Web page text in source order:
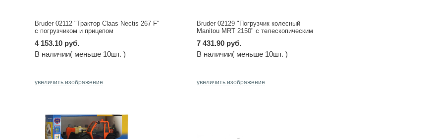
Bruder 02112 "Трактор Claas Nectis 267 F"
с погрузчиком и прицепом
4 153.10 руб.
В наличии( меньше 10шт. )
Bruder 02129 "Погрузчик колесный
Manitou MRT 2150" с телескопическим
7 431.90 руб.
В наличии( меньше 10шт. )
увеличить изображение увеличить изображение